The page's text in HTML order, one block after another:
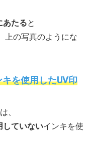
あたると
上の写真のようにな
キを使用したUV印
、
していないインキを使